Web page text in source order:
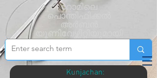
റോമിലെ
പൊന്തിഫിക്കൽ
അർബൻ
യൂണിവേഴ്സിറ്റിയുമായി
അഫിലിയേറ്റ്
ചെയ്തിരിക്കുന്നു
Kunjachan: